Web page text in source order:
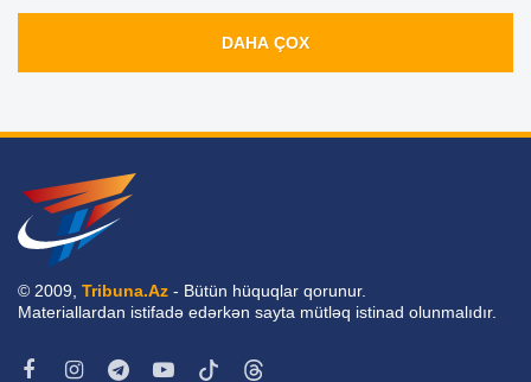
DAHA ÇOX
© 2009, Tribuna.Az - Bütün hüquqlar qorunur.
Materiallardan istifadə edərkən sayta mütləq istinad olunmalıdır.